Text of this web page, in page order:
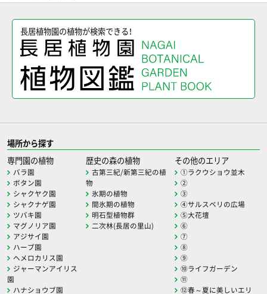
長居植物園の植物が検索できる！
場所から探す
専門園の植物
バラ園
ボタン園
シャクヤク園
シャクナゲ園
ツバキ園
マグノリア園
アジサイ園
ハーブ園
ヘメロカリス園
ジャーマンアイリス
園
ハナショウブ園
歴史の森の植物
古第三紀/新第三紀の植
物
氷期の植物
間氷期の植物
明石型植物群
二次林(長居の里山)
その他のエリア
①ラクウショウ並木
②
③
④サルスベリの広場
⑤大花壇
⑥
⑦
⑧
⑨
⑩ライフガーデン
⑪
⑫春～夏に美しいエリ